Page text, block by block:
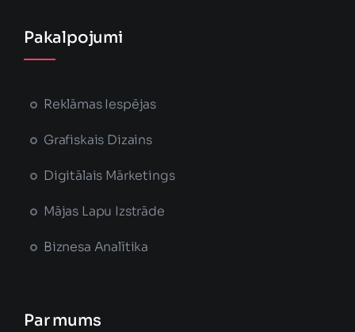
Pakalpojumi
Reklāmas Iespējas
Grafiskais Dizains
Digitālais Mārketings
Mājas Lapu Izstrāde
Biznesa Analītika
Par mums